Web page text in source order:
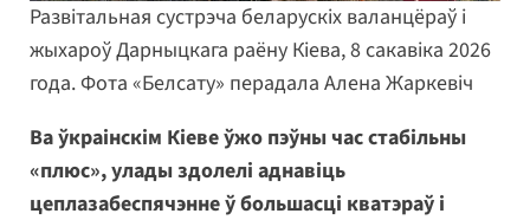
Развітальная сустрэча беларускіх валанцёраў і
жыхароў Дарныцкага раёну Кіева, 8 сакавіка 2026
года. Фота «Белсату» перадала Алена Жаркевіч
Ва ўкраінскім Кіеве ўжо пэўны час стабільны
«плюс», улады здолелі аднавіць
цеплазабеспячэнне ў большасці кватэраў і